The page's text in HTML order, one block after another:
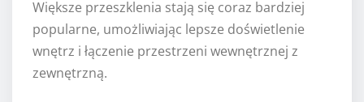
Większe przeszklenia stają się coraz bardziej
popularne, umożliwiając lepsze doświetlenie
wnętrz i łączenie przestrzeni wewnętrznej z
zewnętrzną.